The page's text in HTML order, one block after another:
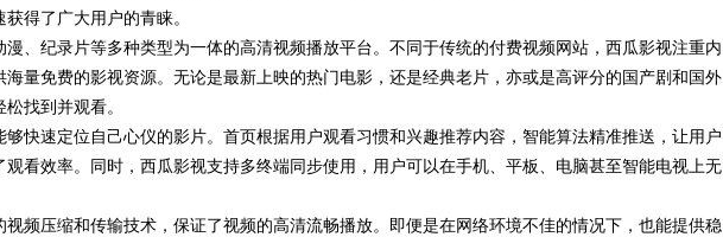
得了广大用户的青睐。
、纪录片等多种类型为一体的高清视频播放平台。不同于传统的付费视频网站，西瓜影视注重内
量免费的影视资源。无论是最新上映的热门电影，还是经典老片，亦或是高评分的国产剧和国外
找到并观看。
快速定位自己心仪的影片。首页根据用户观看习惯和兴趣推荐内容，智能算法精准推送，让用户
看效率。同时，西瓜影视支持多终端同步使用，用户可以在手机、平板、电脑甚至智能电视上无
频压缩和传输技术，保证了视频的高清流畅播放。即便是在网络环境不佳的情况下，也能提供稳